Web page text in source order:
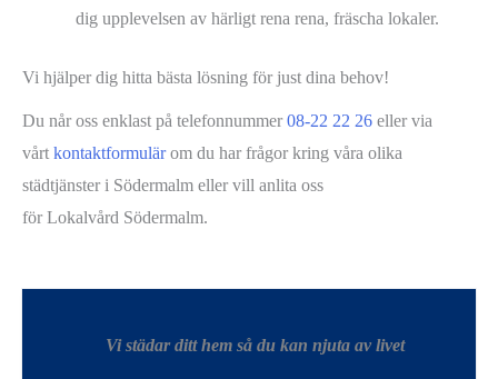
dig upplevelsen av härligt rena rena, fräscha lokaler.
Vi hjälper dig hitta bästa lösning för just dina behov!
Du når oss enklast på telefonnummer 08-22 22 26 eller via
vårt kontaktformulärom du har frågor kring våra olika
städtjänster i Södermalm eller vill anlita oss
för Lokalvård Södermalm.
Vi städar ditt hem så du kan njuta av livet